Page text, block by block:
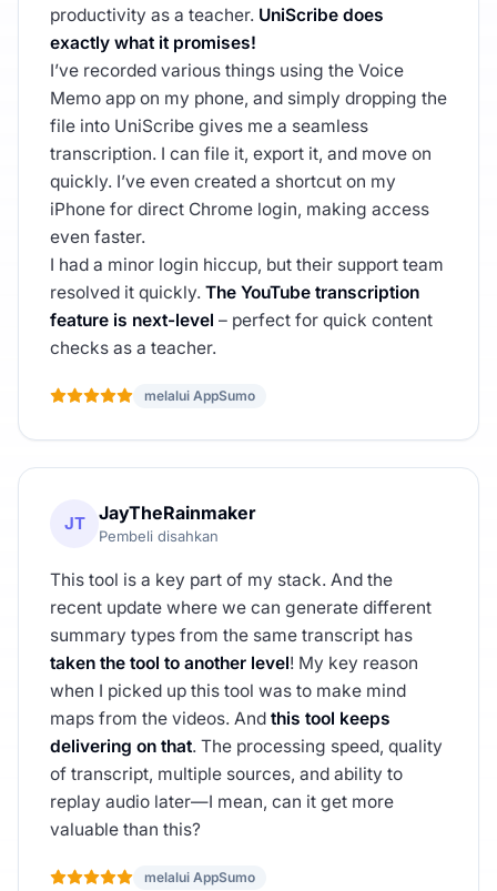
productivity as a teacher. UniScribe does
exactly what it promises!
I’ve recorded various things using the Voice
Memo app on my phone, and simply dropping the
file into UniScribe gives me a seamless
transcription. I can file it, export it, and move on
quickly. I’ve even created a shortcut on my
iPhone for direct Chrome login, making access
even faster.
I had a minor login hiccup, but their support team
resolved it quickly. The YouTube transcription
feature is next-level – perfect for quick content
checks as a teacher.
melalui AppSumo
JT JayTheRainmaker
Pembeli disahkan
This tool is a key part of my stack. And the
recent update where we can generate different
summary types from the same transcript has
taken the tool to another level! My key reason
when I picked up this tool was to make mind
maps from the videos. And this tool keeps
delivering on that. The processing speed, quality
of transcript, multiple sources, and ability to
replay audio later—I mean, can it get more
valuable than this?
melalui AppSumo